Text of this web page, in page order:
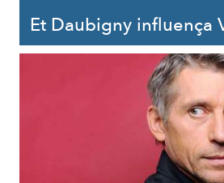
Et Daubigny influença